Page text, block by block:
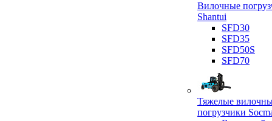
Вилочные
Shantui
SFD30
SFD35
SFD50S
SFD70
Тяжелые
погрузчики